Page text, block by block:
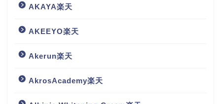
AKAYA楽天
AKEEYO楽天
Akerun楽天
AkrosAcademy楽天